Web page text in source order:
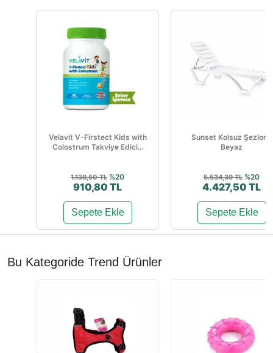
Velavit V-Firstect Kids with
Colostrum Takviye Edici...
1.138,50 TL %20
910,80 TL
Sepete Ekle
Sunset Kolsuz Şezlong
Beyaz
5.534,39 TL %20
4.427,50 TL
Sepete Ekle
Bu Kategoride Trend Ürünler